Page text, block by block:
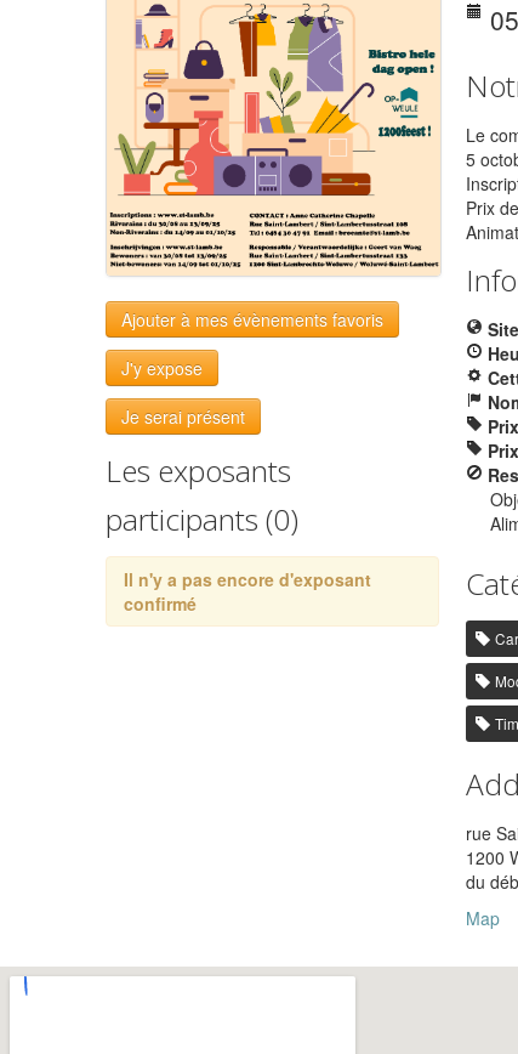
Ajouter à mes évènements favoris
J'y expose
Je serai présent
Les exposants
participants (0)
Il n'y a pas encore d'exposant
confirmé
Le
5
Prix
rue
1200
du
Map